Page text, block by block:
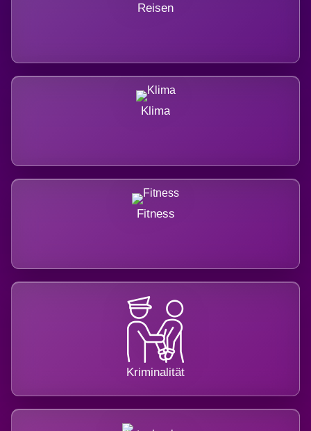
Reisen
Klima
Fitness
Kriminalität